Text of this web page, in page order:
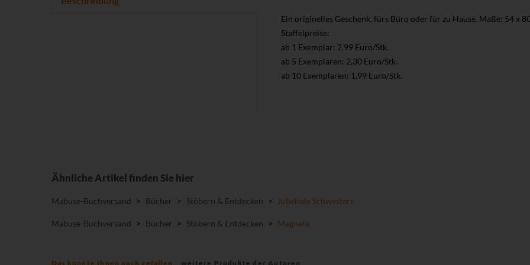
Ein originelles Geschenk, fürs Büro oder für zu Hause. Maße: 54 x
Staffelpreise:
ab 1 Exemplar: 2,99 Euro/Stk.
ab 5 Exemplaren: 2,30 Euro/Stk.
ab 10 Exemplaren: 1,99 Euro/Stk.
Ähnliche Artikel finden Sie hier
Mabuse-Buchversand > Bücher > Stöbern & Entdecken > Jubelnde Schwestern
Mabuse-Buchversand > Bücher > Stöbern & Entdecken > Magnete
Das könnte Ihnen auch gefallen weitere Produkte der Autoren